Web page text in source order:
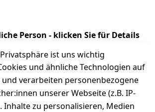
Person - klicken Sie für Details
ist uns wichtig
und ähnliche Technologien auf
verarbeiten personenbezogene
unserer Webseite (z.B. IP-
Inhalte zu personalisieren, Medien